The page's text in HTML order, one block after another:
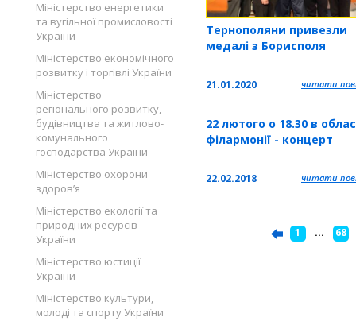
Міністерство енергетики
та вугільної промисловості
України
Міністерство економічного
розвитку і торгівлі України
Міністерство
регіонального розвитку,
будівництва та житлово-
комунального
господарства України
Міністерство охорони
здоров’я
Міністерство екології та
природних ресурсів
України
Міністерство юстиції
України
Міністерство культури,
молоді та спорту України
Тернополяни привезли
медалі з Борисполя
21.01.2020 читати
22 лютого о 18.30 в
філармонії - концерт
22.02.2018 читати
1 ... 68